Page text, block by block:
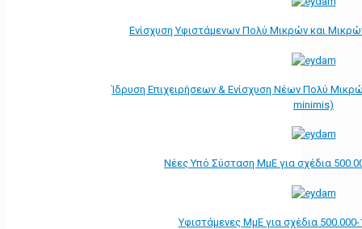
Ενίσχυση Υφιστάμενων Πολύ Μικρών και
Ίδρυση Επιχειρήσεων & Ενίσχυση Νέων Πολύ
minimis)
Νέες Υπό Σύσταση ΜμΕ για σχέδια
Υφιστάμενες ΜμΕ για σχέδια